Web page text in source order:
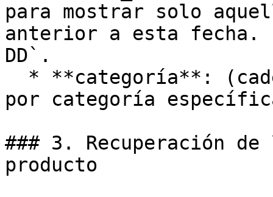
para mostrar solo
anterior a esta fecha.
DD`.
por categoría
### 3. Recuperación
producto